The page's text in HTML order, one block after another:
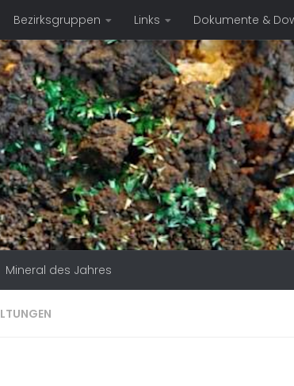
Bezirksgruppen Links Dokumente &
Mineral des Jahres